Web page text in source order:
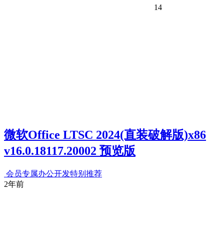
14
微软Office LTSC 2024(直装破解版)x86
v16.0.18117.20002 预览版
会员专属办公开发特别推荐
2年前